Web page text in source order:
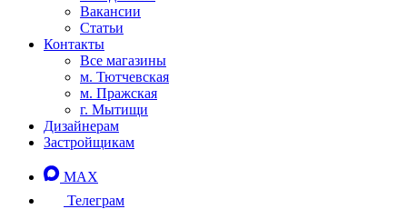
Вакансии
Статьи
Контакты
Все магазины
м. Тютчевская
м. Пражская
г. Мытищи
Дизайнерам
Застройщикам
MAX
Телеграм